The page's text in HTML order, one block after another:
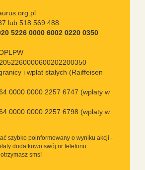
lub 518 569 488
5226 0000 6002 0220 0350
i wpłat stałych (Raiffeisen
0000 0000 2257 6747 (wpłaty w
0000 0000 2257 6798 (wpłaty w
szybko poinformowany o wyniku akcji -
dodatkowo swój nr telefonu.
sms!